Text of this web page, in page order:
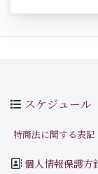
スケジュール
特商法に関する表記
個人情報保護方